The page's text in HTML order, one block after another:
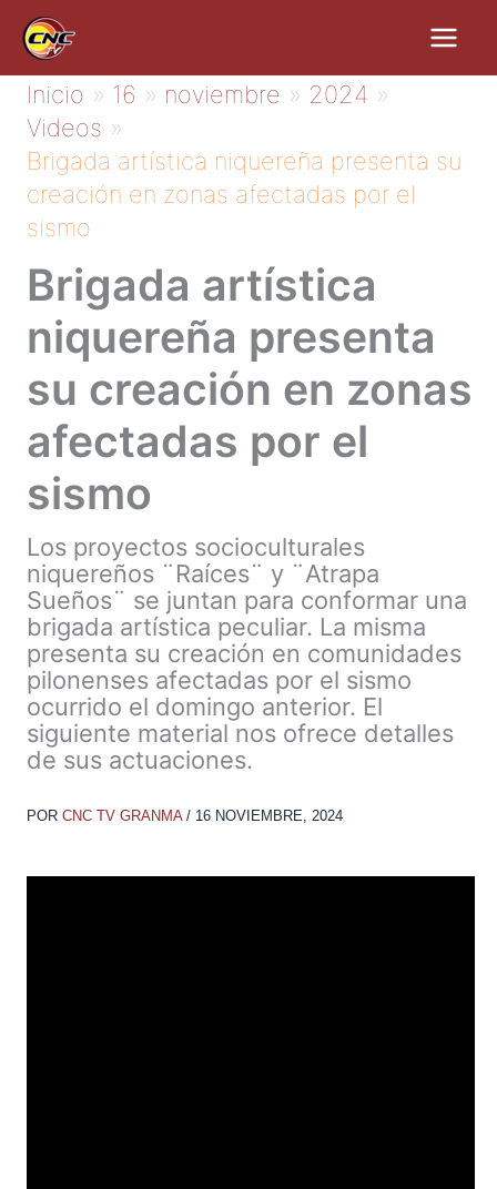
contenido
Inicio 16 noviembre
2024
Videos
Brigada artística niquereña presenta su
creación en zonas afectadas por el
sismo
Brigada artística
niquereña presenta
su creación en zonas
afectadas por el
sismo
Los proyectos socioculturales
niquereños ¨Raíces¨ y ¨Atrapa
Sueños¨ se juntan para conformar una
brigada artística peculiar. La misma
presenta su creación en comunidades
pilonenses afectadas por el sismo
ocurrido el domingo anterior. El
siguiente material nos ofrece detalles
de sus actuaciones.
POR CNC TV GRANMA / 16 NOVIEMBRE, 2024